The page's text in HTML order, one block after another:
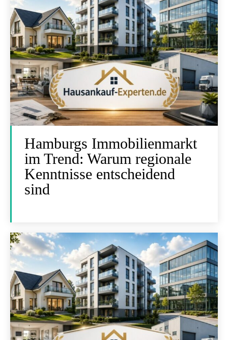
Hamburgs Immobilienmarkt
im Trend: Warum regionale
Kenntnisse entscheidend
sind